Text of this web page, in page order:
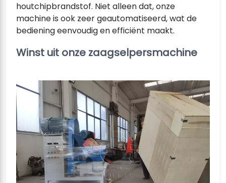
houtchipbrandstof. Niet alleen dat, onze
machine is ook zeer geautomatiseerd, wat de
bediening eenvoudig en efficiënt maakt.
Winst uit onze zaagselpersmachine